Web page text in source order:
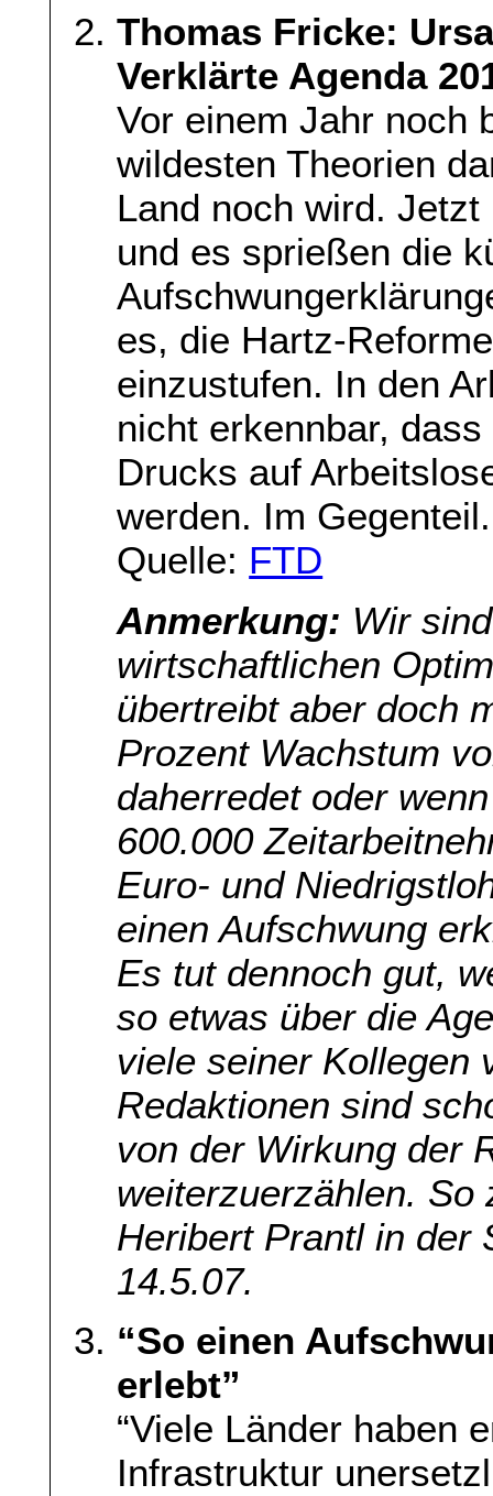
Thomas Fricke:
Verklärte Agenda
Vor einem Jahr noch
wildesten Theorien
Land noch wird.
und es sprießen die
es, die Hartz-
einzustufen. In den
nicht erkennbar,
Drucks auf
werden. Im Gegenteil.
Quelle: FTD
Anmerkung: Wir
wirtschaftlichen
übertreibt aber doch
Prozent Wachstum
daherredet oder
600.000
Euro- und
einen Aufschwung
Es tut dennoch gut,
so etwas über die
viele seiner Kollegen
Redaktionen sind
von der Wirkung der
weiterzuerzählen. So
Heribert Prantl in der
14.5.07.
“So einen
erlebt”
“Viele Länder haben
Infrastruktur